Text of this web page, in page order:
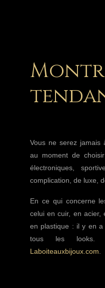
Vous ne serez jamais
au moment de
électroniques,
complication, de luxe,
En ce qui concerne
celui en cuir, en acier,
en plastique : il y en
tous les looks.
Laboiteauxbijoux.com